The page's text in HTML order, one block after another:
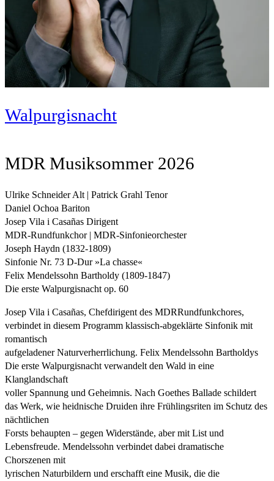
Walpurgisnacht
MDR Musiksommer 2026
Ulrike Schneider Alt | Patrick Grahl Tenor
Daniel Ochoa Bariton
Josep Vila i Casañas Dirigent
MDR-Rundfunkchor | MDR-Sinfonieorchester
Joseph Haydn (1832-1809)
Sinfonie Nr. 73 D-Dur »La chasse«
Felix Mendelssohn Bartholdy (1809-1847)
Die erste Walpurgisnacht op. 60
Josep Vila i Casañas, Chefdirigent des MDRRundfunkchores,
verbindet in diesem Programm klassisch-abgeklärte Sinfonik mit
romantisch
aufgeladener Naturverherrlichung. Felix Mendelssohn Bartholdys
Die erste Walpurgisnacht verwandelt den Wald in eine
Klanglandschaft
voller Spannung und Geheimnis. Nach Goethes Ballade schildert
das Werk, wie heidnische Druiden ihre Frühlingsriten im Schutz des
nächtlichen
Forsts behaupten – gegen Widerstände, aber mit List und
Lebensfreude. Mendelssohn verbindet dabei dramatische
Chorszenen mit
lyrischen Naturbildern und erschafft eine Musik, die die